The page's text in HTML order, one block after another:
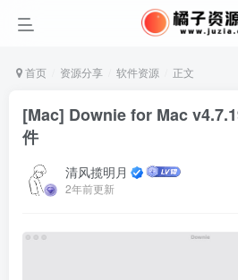
首页 资源分享 软件资源 正文
[Mac] Downie for Mac
件
清风揽明月
2年前更新